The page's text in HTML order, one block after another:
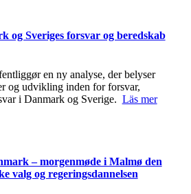
og Sveriges forsvar og beredskab
en ny analyse, der belyser
og udvikling inden for forsvar,
i Danmark og Sverige. Läs mer
– morgenmøde i Malmø den
valg og regeringsdannelsen